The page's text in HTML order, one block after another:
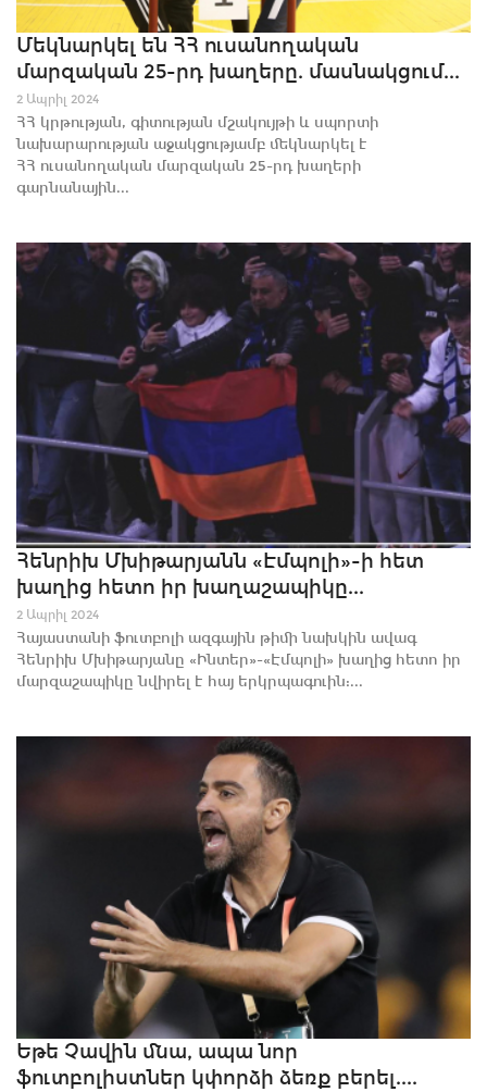
Մեկնարկել են ՀՀ ուսանողական
մարզական 25-րդ խաղերը. մասնակցում...
2 Ապրիլ 2024
ՀՀ կրթության, գիտության մշակույթի և սպորտի
նախարարության աջակցությամբ մեկնարկել է
ՀՀ ուսանողական մարզական 25-րդ խաղերի
գարնանային...
Հենրիխ Մխիթարյանն «Էմպոլի»-ի հետ
խաղից հետո իր խաղաշապիկը...
2 Ապրիլ 2024
Հայաստանի ֆուտբոլի ազգային թիմի նախկին ավագ
Հենրիխ Մխիթարյանը «Ինտեր»-«Էմպոլի» խաղից հետո իր
մարզաշապիկը նվիրել է հայ երկրպագուին:...
Եթե Չավին մնա, ապա նոր
ֆուտբոլիստներ կփորձի ձեռք բերել....